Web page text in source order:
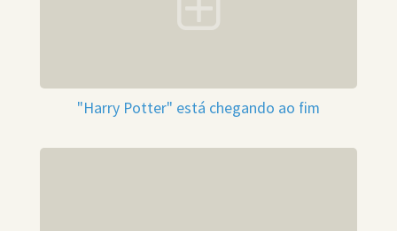
"Harry Potter" está chegando ao fim